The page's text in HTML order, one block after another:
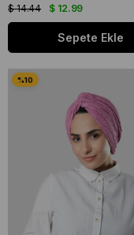
$ 12.99
$ 14.44
Sepete Ekle